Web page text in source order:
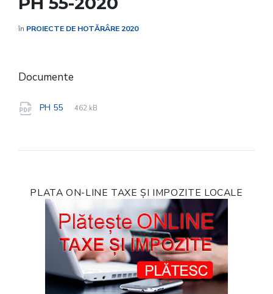
în PROIECTE DE HOTĂRÂRE 2020
Documente
PH 55
File
pdf
File
462 kB
PLATA ON-LINE TAXE ȘI IMPOZITE LOCALE